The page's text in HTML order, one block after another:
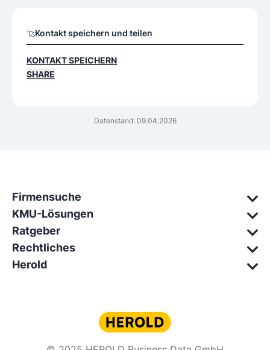
Datenstand: 09.04.2026
Kontakt speichern und teilen
KONTAKT SPEICHERN
SHARE
Firmensuche
KMU-Lösungen
Ratgeber
Rechtliches
Herold